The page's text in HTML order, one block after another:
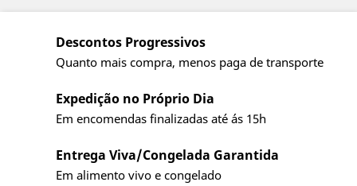
Descontos Progressivos
Quanto mais compra, menos paga de transporte
Expedição no Próprio Dia
Em encomendas finalizadas até ás 15h
Entrega Viva/Congelada Garantida
Em alimento vivo e congelado